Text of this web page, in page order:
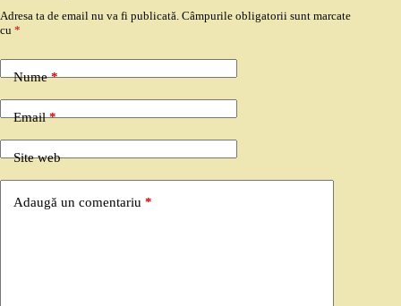
Adresa ta de email nu va fi publicată. Câmpurile obligatorii sunt marcate
cu *
Nume*
Email*
Site web
Adaugă un comentariu *